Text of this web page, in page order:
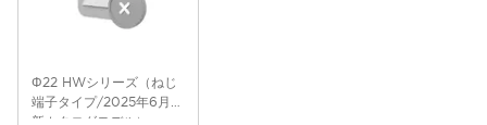
Φ22 HWシリーズ（ねじ
端子タイプ/2025年6月版
新カタログモデル）